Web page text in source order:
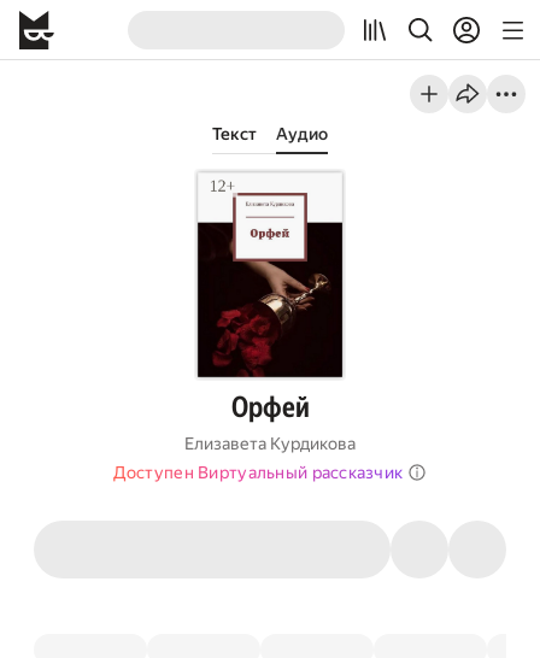
Текст Аудио
Орфей
Елизавета Курдикова
Доступен Виртуальный рассказчик